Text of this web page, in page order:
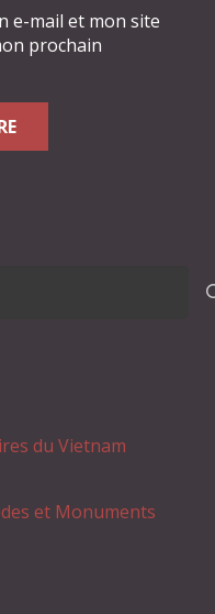
e-mail et mon site
prochain
du Vietnam
et Monuments